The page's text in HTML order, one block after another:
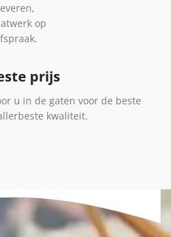
op
prijs
u in de gaten voor de beste
kwaliteit.